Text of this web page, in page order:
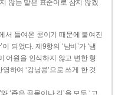
않는 말은 표준어로 삼지 않겠
서 들여온 콩이기 때문에 붙여진
되었다. 제9항의 ‘남비’가 ‘냄
어원을 인식하지 않고 변한 형
하여 ‘강낭콩’으로 쓰게 한 것
‘좁은 골목이나 길’을 모두 ‘고